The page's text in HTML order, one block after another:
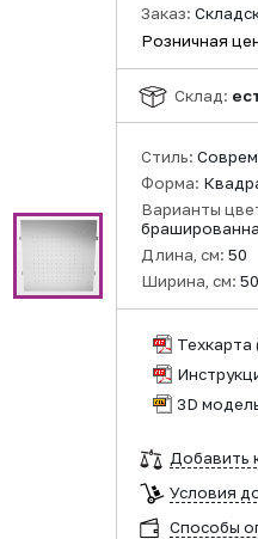
Заказ:
Розничная
Склад:
Стиль:
Форма:
Варианты
Длина, см: 50
Ширина, см: 50
Техкарта
3D
Добавить
Условия
Способы